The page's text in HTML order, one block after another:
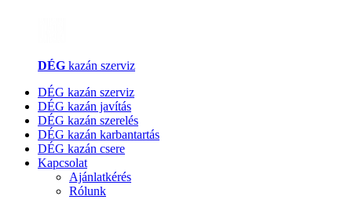
DÉG kazán szerviz
DÉG kazán szerviz
DÉG kazán javítás
DÉG kazán szerelés
DÉG kazán karbantartás
DÉG kazán csere
Kapcsolat
Ajánlatkérés
Rólunk